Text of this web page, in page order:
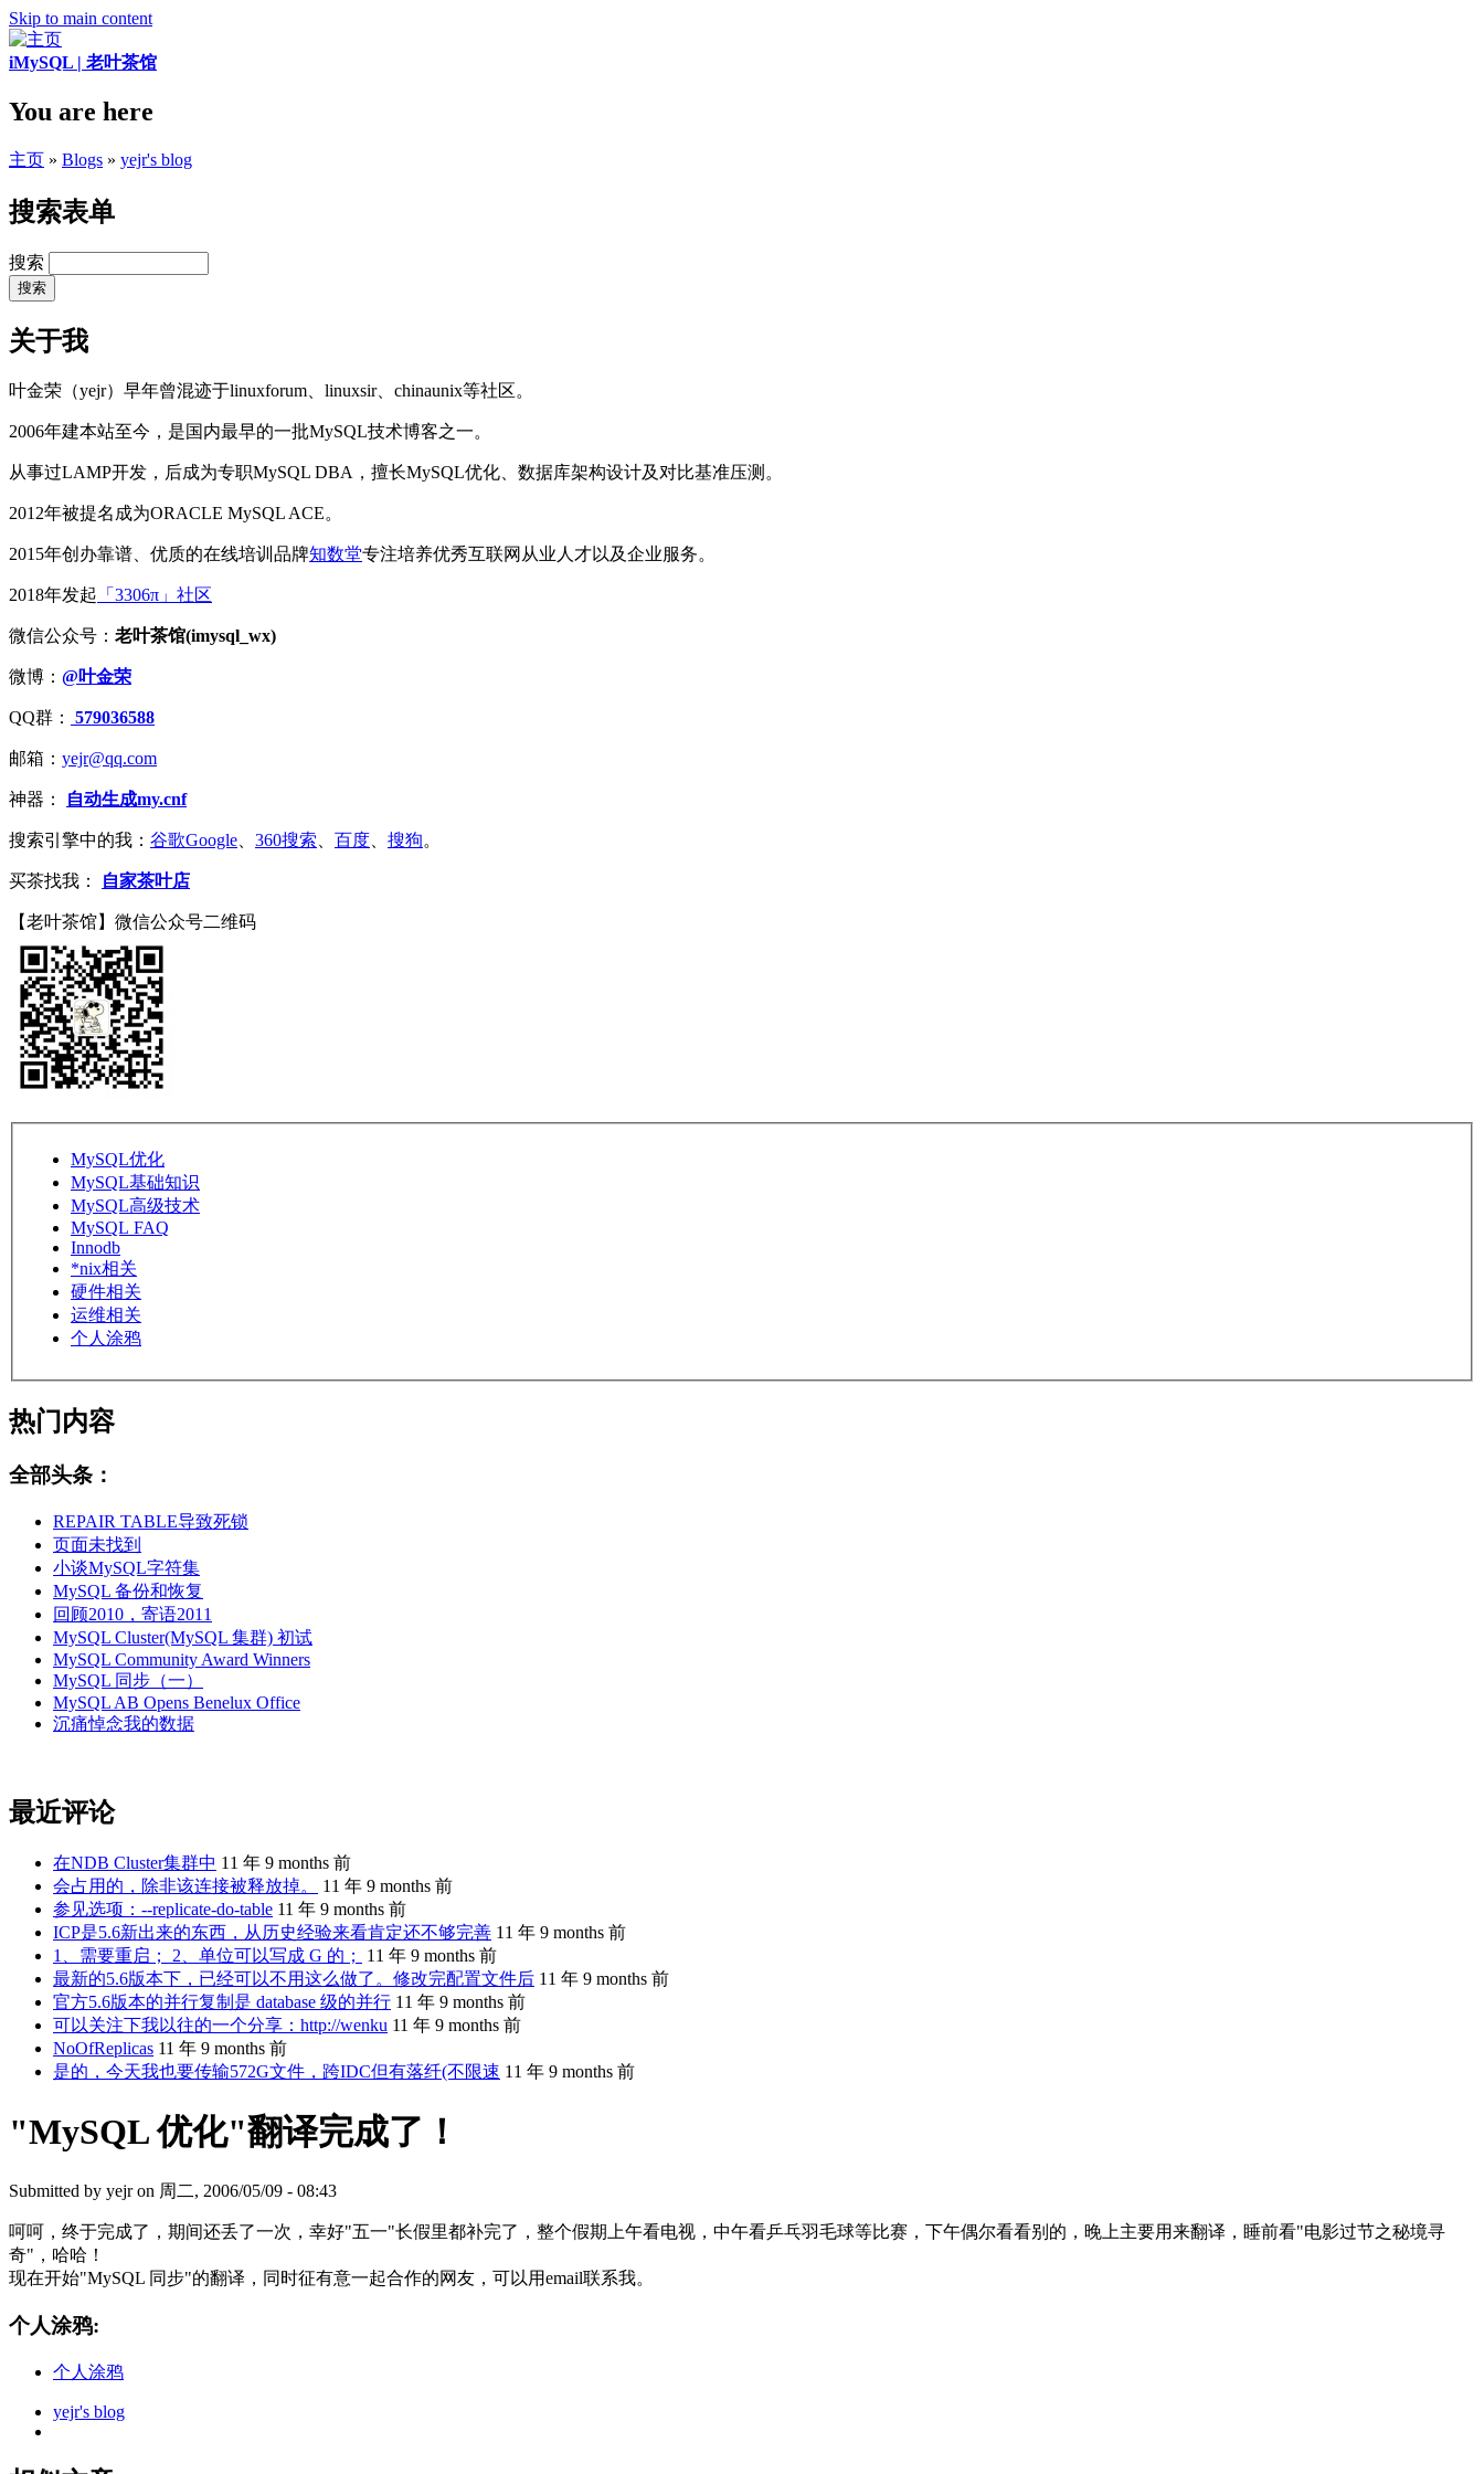
Skip to main content
iMySQL | 老叶茶馆
You are here
主页 » Blogs » yejr's blog
搜索表单
搜索
关于我
叶金荣（yejr）早年曾混迹于linuxforum、linuxsir、chinaunix等社区。
2006年建本站至今，是国内最早的一批MySQL技术博客之一。
从事过LAMP开发，后成为专职MySQL DBA，擅长MySQL优化、数据库架构设计及对比基准压测。
2012年被提名成为ORACLE MySQL ACE。
2015年创办靠谱、优质的在线培训品牌知数堂专注培养优秀互联网从业人才以及企业服务。
2018年发起 「3306π」社区
微信公众号： 老叶茶馆(imysql_wx)
微博： @叶金荣
QQ群： 579036588
邮箱： yejr@qq.com
神器： 自动生成my.cnf
搜索引擎中的我： 谷歌Google、 360搜索、 百度、 搜狗。
买茶找我： 自家茶叶店
【老叶茶馆】微信公众号二维码
MySQL优化
MySQL基础知识
MySQL高级技术
MySQL FAQ
Innodb
*nix相关
硬件相关
运维相关
个人涂鸦
热门内容
全部头条：
REPAIR TABLE导致死锁
页面未找到
小谈MySQL字符集
MySQL 备份和恢复
回顾2010，寄语2011
MySQL Cluster(MySQL 集群) 初试
MySQL Community Award Winners
MySQL 同步（一）
MySQL AB Opens Benelux Office
沉痛悼念我的数据
最近评论
在NDB Cluster集群中 11 年 9 months 前
会占用的，除非该连接被释放掉。
11 年 9 months 前
参见选项：--replicate-do-table 11 年 9 months 前
ICP是5.6新出来的东西，从历史经验来看肯定还不够完善 11 年 9 months 前
1、需要重启； 2、单位可以写成 G 的；
11 年 9 months 前
最新的5.6版本下，已经可以不用这么做了。修改完配置文件后 11 年 9 months 前
官方5.6版本的并行复制是 database 级的并行 11 年 9 months 前
可以关注下我以往的一个分享：http://wenku 11 年 9 months 前
NoOfReplicas 11 年 9 months 前
是的，今天我也要传输572G文件，跨IDC但有落纤(不限速 11 年 9 months 前
"MySQL 优化"翻译完成了！
Submitted by yejron 周二, 2006/05/09 - 08:43
呵呵，终于完成了，期间还丢了一次，幸好"五一"长假里都补完了，整个假期上午看电视，中午看乒乓羽毛球等比赛，下午偶尔看看别的，晚上主要用来翻译，睡前看"电影过节之秘境寻
奇"，哈哈！
现在开始"MySQL 同步"的翻译，同时征有意一起合作的网友，可以用email联系我。
个人涂鸦:
个人涂鸦
yejr's blog